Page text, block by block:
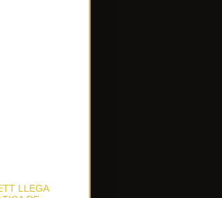
LLEGA